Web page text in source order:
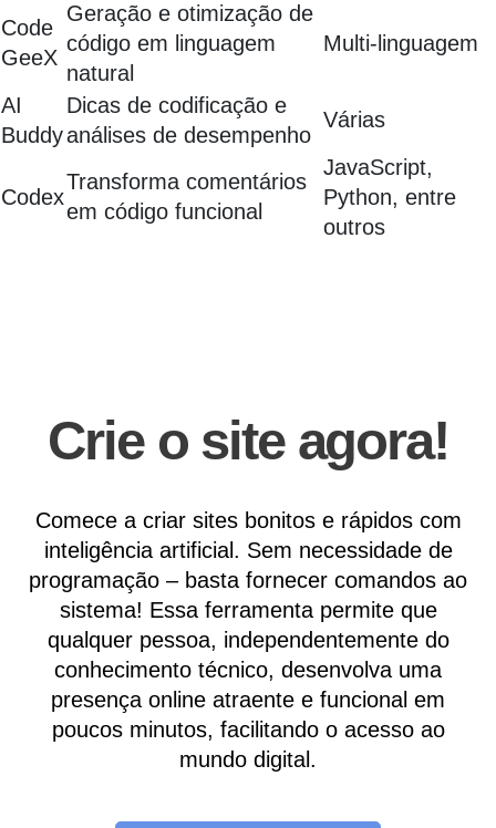
Code
GeeX
Geração e otimização de
código em linguagem
natural
Multi-linguagem
AI
Buddy
Dicas de codificação e
análises de desempenho
Várias
Codex
Transforma comentários
em código funcional
JavaScript,
Python, entre
outros
Crie o site agora!
Comece a criar sites bonitos e rápidos com
inteligência artificial. Sem necessidade de
programação – basta fornecer comandos ao
sistema! Essa ferramenta permite que
qualquer pessoa, independentemente do
conhecimento técnico, desenvolva uma
presença online atraente e funcional em
poucos minutos, facilitando o acesso ao
mundo digital.